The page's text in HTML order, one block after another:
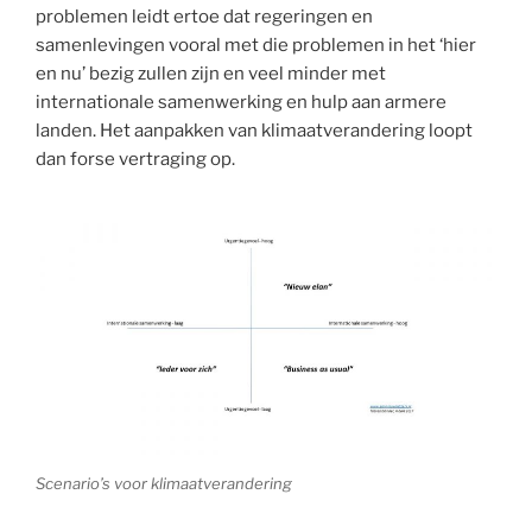
problemen leidt ertoe dat regeringen en
samenlevingen vooral met die problemen in het ‘hier
en nu’ bezig zullen zijn en veel minder met
internationale samenwerking en hulp aan armere
landen. Het aanpakken van klimaatverandering loopt
dan forse vertraging op.
Scenario’s voor klimaatverandering